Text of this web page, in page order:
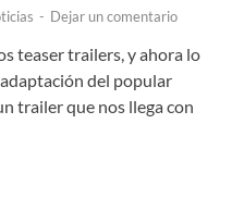
- Dejar un comentario
teaser trailers, y ahora lo
del popular
trailer que nos llega con